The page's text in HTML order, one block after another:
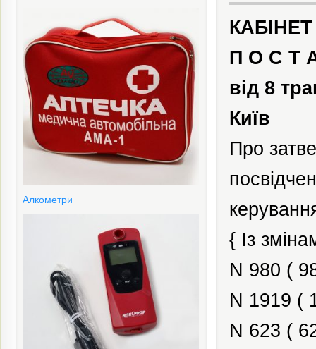
КАБІНЕТ
П О С Т
від 8
Київ
Про
{ Із
N 980 (
N 1919 (
N 623 (
Алкометри